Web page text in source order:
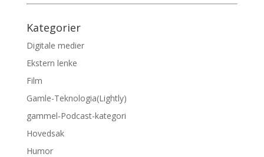
Kategorier
Digitale medier
Ekstern lenke
Film
Gamle-Teknologia(Lightly)
gammel-Podcast-kategori
Hovedsak
Humor